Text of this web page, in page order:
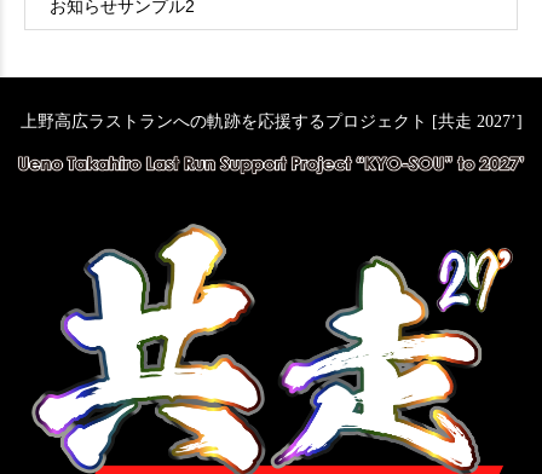
お知らせサンプル2
上野高広ラストランへの軌跡を応援するプロジェクト [共走 2027’]